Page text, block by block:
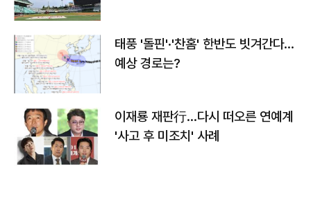
태풍 '돌핀'·'찬홈' 한반도 빗겨간다…
예상 경로는?
이재룡 재판行…다시 떠오른 연예계
'사고 후 미조치' 사례